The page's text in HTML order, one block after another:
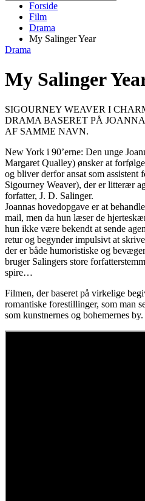
Forside
Film
Drama
My Salinger Year
Drama
My Salinger
SIGOURNEY WEAVER I
DRAMA BASERET PÅ
AF SAMME NAVN.
New York i 90’erne: Den unge
Margaret Qualley) ønsker at
og bliver derfor ansat som assistent
Sigourney Weaver), der er litterær
forfatter, J. D. Salinger.
Joannas hovedopgave er at
mail, men da hun læser de
hun ikke være bekendt at sende
retur og begynder impulsivt at
der er både humoristiske og
bruger Salingers store
spire…
Filmen, der baseret på virkelige
romantiske forestillinger, som man
som kunstnernes og bohemernes by.